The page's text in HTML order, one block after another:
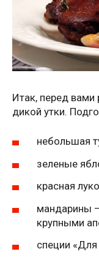
Итак, перед вами
дикой утки.
небольшая
зеленые
красная
мандарины
крупными
специи